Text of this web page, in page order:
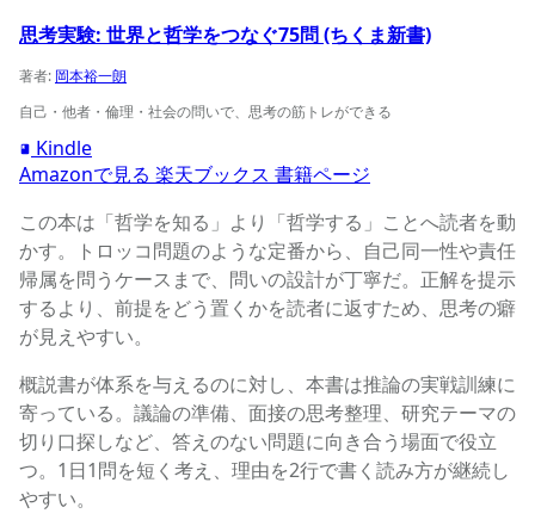
思考実験: 世界と哲学をつなぐ75問 (ちくま新書)
著者: 岡本裕一朗
自己・他者・倫理・社会の問いで、思考の筋トレができる
Kindle
Amazonで見る 楽天ブックス 書籍ページ
この本は「哲学を知る」より「哲学する」ことへ読者を動
かす。トロッコ問題のような定番から、自己同一性や責任
帰属を問うケースまで、問いの設計が丁寧だ。正解を提示
するより、前提をどう置くかを読者に返すため、思考の癖
が見えやすい。
概説書が体系を与えるのに対し、本書は推論の実戦訓練に
寄っている。議論の準備、面接の思考整理、研究テーマの
切り口探しなど、答えのない問題に向き合う場面で役立
つ。1日1問を短く考え、理由を2行で書く読み方が継続し
やすい。